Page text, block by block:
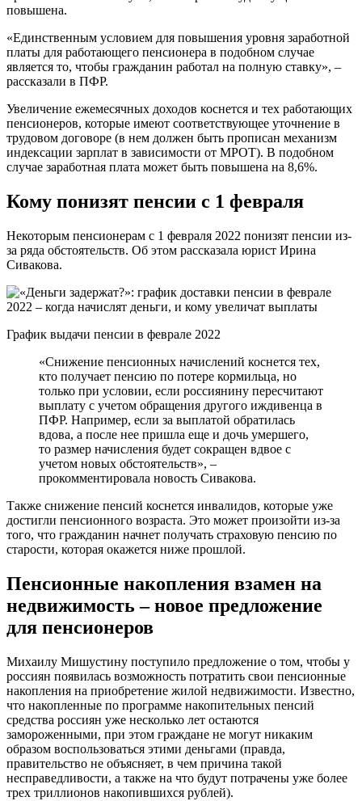
повышена.
«Единственным условием для повышения уровня заработной
платы для работающего пенсионера в подобном случае
является то, чтобы гражданин работал на полную ставку», –
рассказали в ПФР.
Увеличение ежемесячных доходов коснется и тех работающих
пенсионеров, которые имеют соответствующее уточнение в
трудовом договоре (в нем должен быть прописан механизм
индексации зарплат в зависимости от МРОТ). В подобном
случае заработная плата может быть повышена на 8,6%.
Кому понизят пенсии с 1 февраля
Некоторым пенсионерам с 1 февраля 2022 понизят пенсии из-
за ряда обстоятельств. Об этом рассказала юрист Ирина
Сивакова.
График выдачи пенсии в феврале 2022
«Снижение пенсионных начислений коснется тех,
кто получает пенсию по потере кормильца, но
только при условии, если россиянину пересчитают
выплату с учетом обращения другого иждивенца в
ПФР. Например, если за выплатой обратилась
вдова, а после нее пришла еще и дочь умершего,
то размер начисления будет сокращен вдвое с
учетом новых обстоятельств», –
прокомментировала новость Сивакова.
Также снижение пенсий коснется инвалидов, которые уже
достигли пенсионного возраста. Это может произойти из-за
того, что гражданин начнет получать страховую пенсию по
старости, которая окажется ниже прошлой.
Пенсионные накопления взамен на
недвижимость – новое предложение
для пенсионеров
Михаилу Мишустину поступило предложение о том, чтобы у
россиян появилась возможность потратить свои пенсионные
накопления на приобретение жилой недвижимости. Известно,
что накопленные по программе накопительных пенсий
средства россиян уже несколько лет остаются
замороженными, при этом граждане не могут никаким
образом воспользоваться этими деньгами (правда,
правительство не объясняет, в чем причина такой
несправедливости, а также на что будут потрачены уже более
трех триллионов накопившихся рублей).